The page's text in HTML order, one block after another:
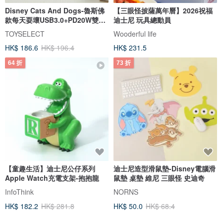
Disney Cats And Dogs-魯斯佛
款每天耍壞USB3.0+PD20W雙孔
充電器
TOYSELECT
HK$ 186.6 HK$ 196.4
【三眼怪披薩萬年曆】2026祝福
迪士尼 玩具總動員
Wooderful life
HK$ 231.5
64 折
【童趣生活】迪士尼公仔系列
Apple Watch充電支架-抱抱龍
InfoThink
HK$ 182.2 HK$ 281.8
73 折
迪士尼造型滑鼠墊-Disney電腦滑
鼠墊 桌墊 維尼 三眼怪 史迪奇
NORNS
HK$ 50.0 HK$ 68.4